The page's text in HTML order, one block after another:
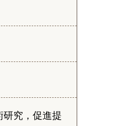
研究，促進提